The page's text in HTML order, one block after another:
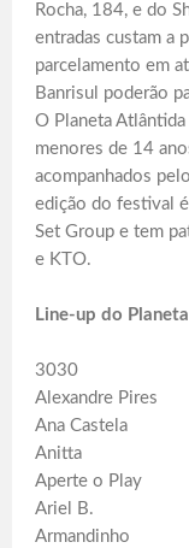
Rocha, 184, e do
entradas custam a
parcelamento em
Banrisul poderão
O Planeta
menores de 14
acompanhados
edição do festival
Set Group e tem
e KTO.
Line-up do
3030
Alexandre Pires
Ana Castela
Anitta
Aperte o Play
Ariel B.
Armandinho